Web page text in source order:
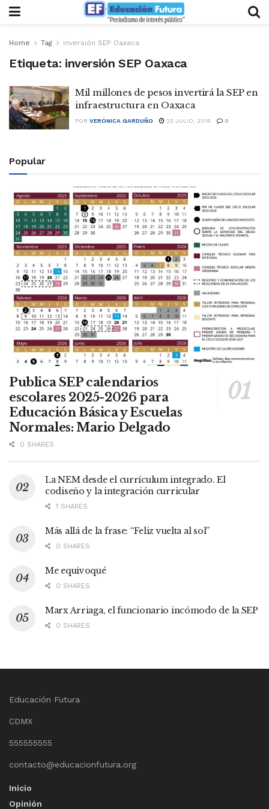
Home Tag inversión SEP Oaxaca
Etiqueta: inversión SEP Oaxaca
Mil millones de pesos invertirá la SEP en
infraestructura en Oaxaca
POR VERÓNICA GARDUÑO 23 JULIO, 2015 0
Popular
Publica SEP calendarios
escolares 2025-2026 para
Educación Básica y Escuelas
Normales: Mario Delgado
0 SHARES
La NEM desde el currículum integrado. El
codiseño y la integración curricular
1 SHARES
Más allá de la frase: “Feliz vuelta al sol”
0 SHARES
Me equivoqué
0 SHARES
Marx Arriaga, el funcionario incómodo de la SEP
0 SHARES
Educación Futura
CDMX
555555555
contacto@educacionfutura.org
Inicio
Opinión